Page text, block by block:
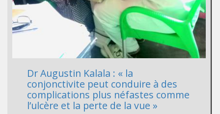
Dr Augustin Kalala : « la
conjonctivite peut conduire à des
complications plus néfastes comme
l’ulcère et la perte de la vue »